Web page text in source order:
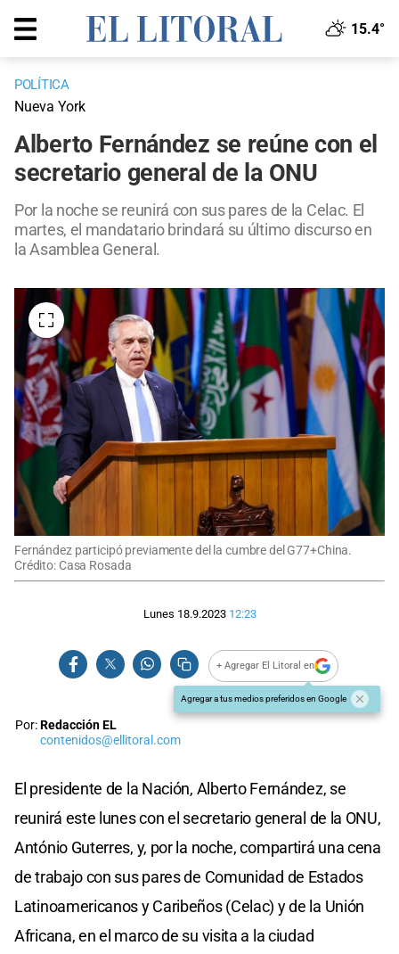
15.4°
POLÍTICA
Nueva York
Alberto Fernández se reúne con el
secretario general de la ONU
Por la noche se reunirá con sus pares de la Celac. El
martes, el mandatario brindará su último discurso en
la Asamblea General.
Fernández participó previamente del la cumbre del G77+China.
Crédito: Casa Rosada
Lunes 18.9.2023 12:23
+ Agregar El Litoral en
Agregar a tus medios preferidos en Google
Por:Redacción EL
contenidos@ellitoral.com
El presidente de la Nación, Alberto Fernández, se
reunirá este lunes con el secretario general de la ONU,
António Guterres, y, por la noche, compartirá una cena
de trabajo con sus pares de Comunidad de Estados
Latinoamericanos y Caribeños (Celac) y de la Unión
Africana, en el marco de su visita a la ciudad